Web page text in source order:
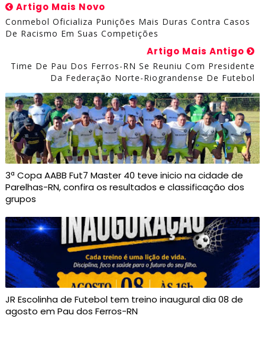
Artigo Mais Novo
Conmebol Oficializa Punições Mais Duras Contra Casos
De Racismo Em Suas Competições
Artigo Mais Antigo
Time De Pau Dos Ferros-RN Se Reuniu Com Presidente
Da Federação Norte-Riograndense De Futebol
3ª Copa AABB Fut7 Master 40 teve inicio na cidade de
Parelhas-RN, confira os resultados e classificação dos
grupos
JR Escolinha de Futebol tem treino inaugural dia 08 de
agosto em Pau dos Ferros-RN